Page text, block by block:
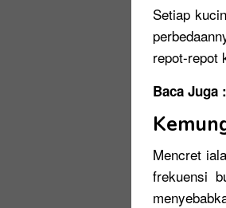
Setiap
repot-repot
Baca Juga :
Mencret
frekuensi